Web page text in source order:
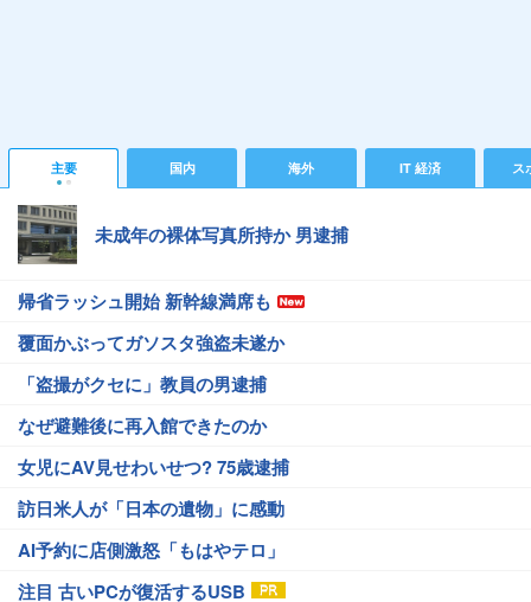
主要 国内 海外 IT 経済 ス
未成年の裸体写真所持か 男逮捕
帰省ラッシュ開始 新幹線満席も
覆面かぶってガソスタ強盗未遂か
「盗撮がクセに」教員の男逮捕
なぜ避難後に再入館できたのか
女児にAV見せわいせつ? 75歳逮捕
訪日米人が「日本の遺物」に感動
AI予約に店側激怒「もはやテロ」
注目 古いPCが復活するUSB